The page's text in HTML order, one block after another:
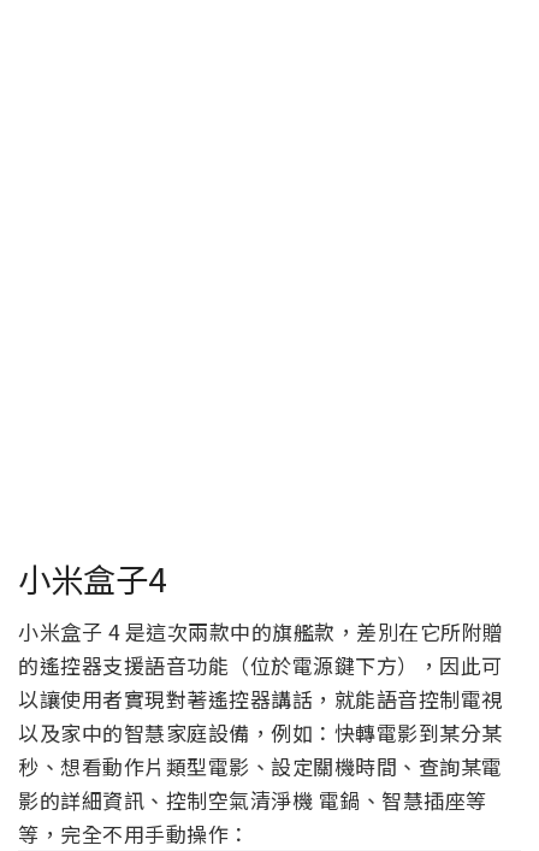
小米盒子4
小米盒子 4 是這次兩款中的旗艦款，差別在它所附贈
的遙控器支援語音功能（位於電源鍵下方），因此可
以讓使用者實現對著遙控器講話，就能語音控制電視
以及家中的智慧家庭設備，例如：快轉電影到某分某
秒、想看動作片類型電影、設定關機時間、查詢某電
影的詳細資訊、控制空氣清淨機 電鍋、智慧插座等
等，完全不用手動操作：